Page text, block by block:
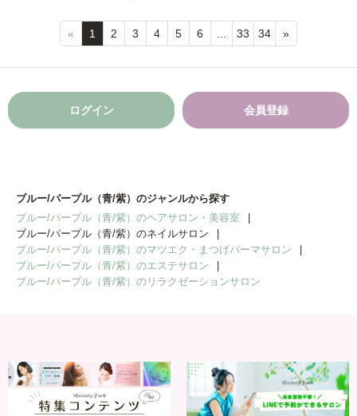
« 1 2 3 4 5 6 ... 33 34 »
ログイン 会員登録
ブルー/パープル（青/紫）のジャンルから探す
ブルー/パープル（青/紫）のヘアサロン・美容室
ブルー/パープル（青/紫）のネイルサロン
ブルー/パープル（青/紫）のマツエク・まつげパーマサロン
ブルー/パープル（青/紫）のエステサロン
ブルー/パープル（青/紫）のリラクゼーションサロン